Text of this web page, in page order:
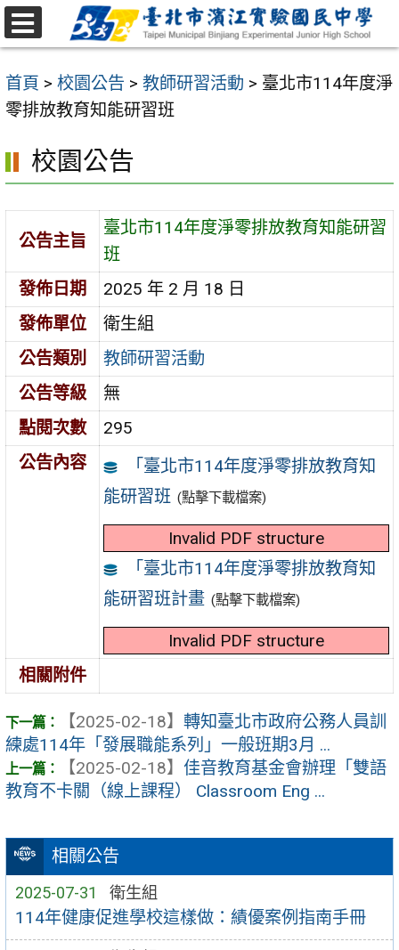
跳
至
要
內
區
首頁 > 校園公告 > 教師研習活動 > 臺北市114年度淨
零排放教育知能研習班
相關公告
2025-07-31 衛生組
114年健康促進學校這樣做：績優案例指南手冊
校園公告
公告主旨
臺北市114年度淨零排放教育知能研習
班
發佈日期
2025 年 2 月 18 日
發佈單位
衛生組
公告類別
教師研習活動
公告等級
無
點閱次數
295
公告內容
「臺北市114年度淨零排放教育知
能研習班 (點擊下載檔案)
Invalid PDF structure
「臺北市114年度淨零排放教育知
能研習班計畫 (點擊下載檔案)
Invalid PDF structure
相關附件
【2025-02-18】 轉知臺北市政府公務人員訓
練處114年「發展職能系列」一般班期3月 ...
【2025-02-18】 佳音教育基金會辦理「雙語
教育不卡關（線上課程） Classroom Eng ...
選
單